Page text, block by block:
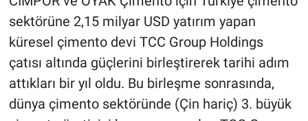
sektörüne 2,15 milyar USD yatırım yapan
küresel çimento devi TCC Group Holdings
çatısı altında güçlerini birleştirerek tarihi adım
attıkları bir yıl oldu. Bu birleşme sonrasında,
dünya çimento sektöründe (Çin hariç) 3. büyük